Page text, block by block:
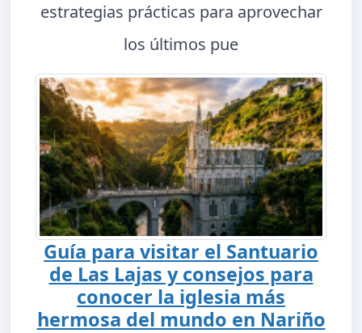
estrategias prácticas para aprovechar
los últimos pue
Guía para visitar el Santuario
de Las Lajas y consejos para
conocer la iglesia más
hermosa del mundo en Nariño